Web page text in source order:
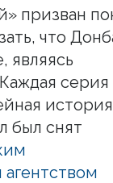
призван
что
являясь
серия
история
был снят